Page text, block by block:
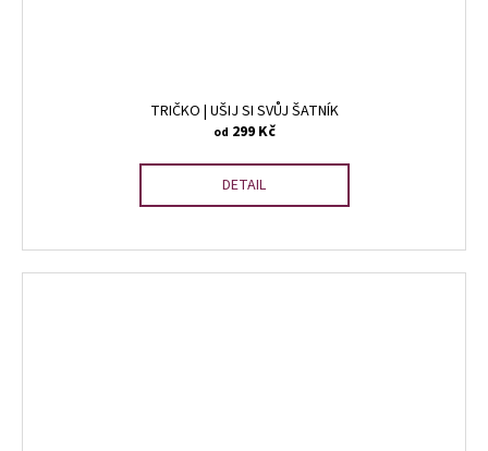
TRIČKO | UŠIJ SI SVŮJ ŠATNÍK
od 299 Kč
DETAIL